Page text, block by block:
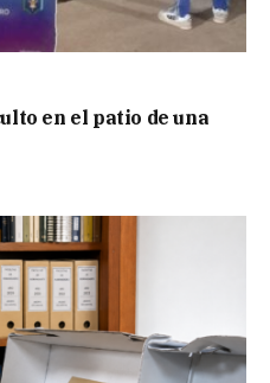
en el patio de una